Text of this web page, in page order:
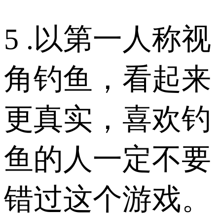
5 .以第一人称视
角钓鱼，看起来
更真实，喜欢钓
鱼的人一定不要
错过这个游戏。